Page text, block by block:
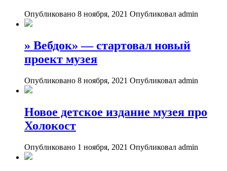
Опубликовано 8 ноября, 2021 Опубликовал admin
» Вебдок» — стартовал новый
проект музея
Опубликовано 8 ноября, 2021 Опубликовал admin
Новое детское издание музея про
Холокост
Опубликовано 1 ноября, 2021 Опубликовал admin